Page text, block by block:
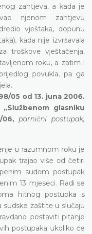
zahtjeva, a kada je
njenom zahtjevu
vještaka, dopunu
kada nije izvršavala
troškove vještačenja,
roku, a zatim i
povukla, pa ga
05 od 13. juna 2006.
glasniku
parnični postupak,
u razumnom roku je
trajao više od četiri
sudom postupak
13 mjeseci. Radi se
hitnog postupka s
sudske zaštite u slučaju
postaviti pitanje
postupaka ukoliko će